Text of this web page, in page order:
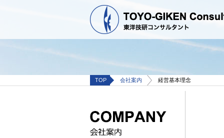
TOP 会社案内 経営基本理念